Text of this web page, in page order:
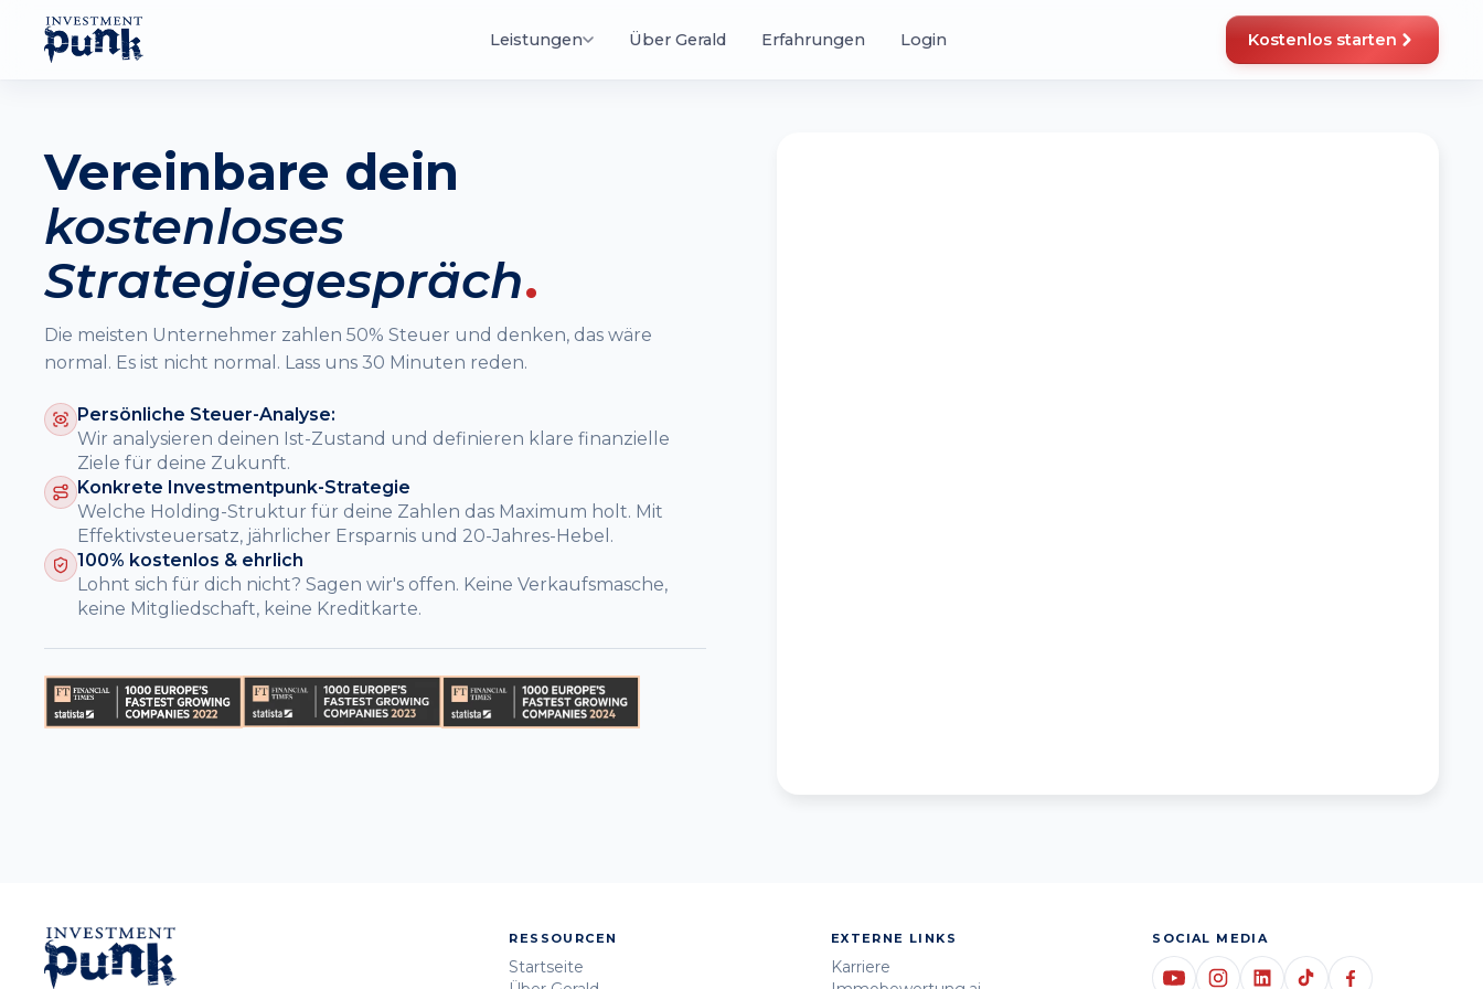
Leistungen
Vermögen aufbauen mit Betongold
Steuern
Legal Steuern sparen, mehr behalten
Kostenlose Inhalte
Videos, Podcasts, Guides & Kurse Wissen, das sich auszahlt
4,8 /5
TRUSTPILOT RATING
42.000+
Über Gerald Erfahrungen Login Kostenlos starten
Vereinbare dein
kostenloses
Strategiegespräch.
Die meisten Unternehmer zahlen 50% Steuer und denken, das wäre
normal. Es ist nicht normal. Lass uns 30 Minuten reden.
Persönliche Steuer-Analyse:
Wir analysieren deinen Ist-Zustand und definieren klare finanzielle
Ziele für deine Zukunft.
Konkrete Investmentpunk-Strategie
Welche Holding-Struktur für deine Zahlen das Maximum holt. Mit
Effektivsteuersatz, jährlicher Ersparnis und 20-Jahres-Hebel.
100% kostenlos & ehrlich
Lohnt sich für dich nicht? Sagen wir's offen. Keine Verkaufsmasche,
keine Mitgliedschaft, keine Kreditkarte.
RESSOURCEN
Startseite
EXTERNE LINKS
Karriere
SOCIAL MEDIA